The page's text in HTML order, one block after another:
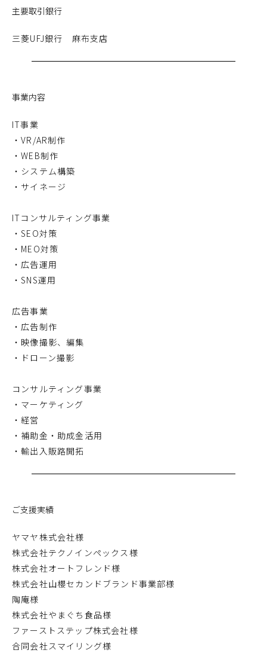
主要取引銀行
三菱UFJ銀行 麻布支店
事業内容
IT事業
・VR/AR制作
・WEB制作
・システム構築
・サイネージ
ITコンサルティング事業
・SEO対策
・MEO対策
・広告運用
・SNS運用
広告事業
・広告制作
・映像撮影、編集
・ドローン撮影
コンサルティング事業
・マーケティング
・経営
・補助金・助成金活用
・輸出入販路開拓
ご支援実績
ヤマヤ株式会社様
株式会社テクノインペックス様
株式会社オートフレンド様
株式会社山櫻セカンドブランド事業部様
陶庵様
株式会社やまぐち食品様
ファーストステップ株式会社様
合同会社スマイリング様